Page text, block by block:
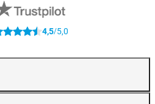
4,5/5,0